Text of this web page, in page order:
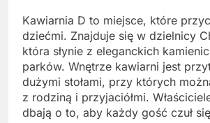
Kawiarnia D to miejsce, które
dziećmi. Znajduje się w dzielnicy
która słynie z eleganckich
parków. Wnętrze kawiarni jest
dużymi stołami, przy których
z rodziną i przyjaciółmi.
dbają o to, aby każdy gość czuł